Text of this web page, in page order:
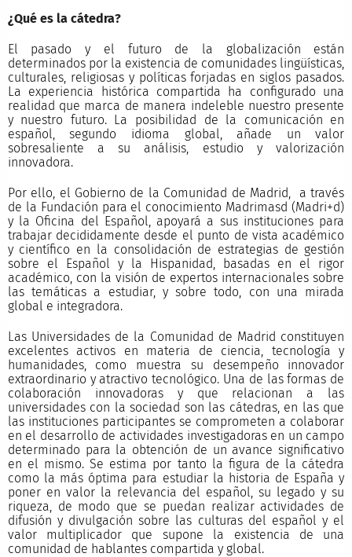
¿Qué es la cátedra?
El pasado y el futuro de la globalización están
determinados por la existencia de comunidades lingüísticas,
culturales, religiosas y políticas forjadas en siglos pasados.
La experiencia histórica compartida ha configurado una
realidad que marca de manera indeleble nuestro presente
y nuestro futuro. La posibilidad de la comunicación en
español, segundo idioma global, añade un valor
sobresaliente a su análisis, estudio y valorización
innovadora.
Por ello, el Gobierno de la Comunidad de Madrid, a través
de la Fundación para el conocimiento Madrimasd (Madri+d)
y la Oficina del Español, apoyará a sus instituciones para
trabajar decididamente desde el punto de vista académico
y científico en la consolidación de estrategias de gestión
sobre el Español y la Hispanidad, basadas en el rigor
académico, con la visión de expertos internacionales sobre
las temáticas a estudiar, y sobre todo, con una mirada
global e integradora.
Las Universidades de la Comunidad de Madrid constituyen
excelentes activos en materia de ciencia, tecnología y
humanidades, como muestra su desempeño innovador
extraordinario y atractivo tecnológico. Una de las formas de
colaboración innovadoras y que relacionan a las
universidades con la sociedad son las cátedras, en las que
las instituciones participantes se comprometen a colaborar
en el desarrollo de actividades investigadoras en un campo
determinado para la obtención de un avance significativo
en el mismo. Se estima por tanto la figura de la cátedra
como la más óptima para estudiar la historia de España y
poner en valor la relevancia del español, su legado y su
riqueza, de modo que se puedan realizar actividades de
difusión y divulgación sobre las culturas del español y el
valor multiplicador que supone la existencia de una
comunidad de hablantes compartida y global.